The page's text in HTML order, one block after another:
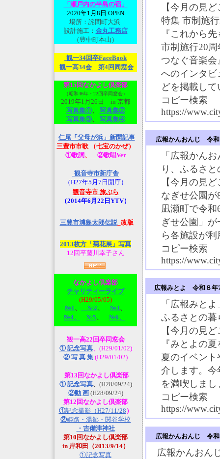
「瀬戸内の半島の宿」
2020年1月8日 OPEN
場所：詫間町大浜
設計施工： 金丸工務店
（豊中町本山）
観一34回卒FaceBook
観一高34会 第4回同窓会
第15回なかよし倶楽部
（昭和46年・22回卒同窓会）
2019年1月26日 in 京都
写真集①、 写真集②
写真集③、 写真集④
仁尾「父母が浜」新聞記事
三豊市市歌 （七宝のかぜ）
①歌詞、 ②歌唱Ver
観音寺市新庁舎
（H27年5月7日開庁）
観音寺市 旅ぶら
（2014年6月22日YTV）
三豊市浦島太郎伝説_改版
2013枚方「菊花展」写真
12回卒藤川幸子さん
なかよし倶楽部
チャリティーライブ
(H29/05/05)
№1、 №2、 №3、
№4、
№5、 №6、
観一高22回卒同窓会
① 記念写真、(H29/01/02)
② 写 真 集 (H29/01/02)
第13回なかよし倶楽部
① 記念写真、 (H28/09/24)
②動 画(H28/09/24)
第12回なかよし倶楽部
①記念撮影（H27/11/28 ）
②姫路・湯郷・関谷学校
・吉備津神社
第10回なかよし倶楽部
in 岸和田（2013/9/14）
①記念写真
【今月の見
特集 市制施
『これから
市制施行20
つなぐ音楽
へのインタ
どを掲載し
コピー検索
https://
広報かんおんじ 令
「広報かん
り、ふるさ
【今月の見
なぎせ公園
凪瀬町で令
ぎせ公園」
ら各施設が
コピー検索
https://
広報みとよ 令和８
「広報みと
ふるさとの
【今月の見
『みとよの
夏のイベン
介します。
を満喫しまし
コピー検索
https://
広報かんおんじ 令
広報かんおん